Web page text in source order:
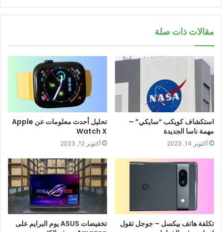
مقالات ذات صلة
استكشاف كويكب “سايكي” –
مهمة ناسا الجديدة
أكتوبر 14, 2023
تحليل أحدث معلومات عن Apple
Watch X
أكتوبر 12, 2023
تكلفة هاتف بيكسل – جوجل تقول
تخفيضات ASUS يوم البرايم على